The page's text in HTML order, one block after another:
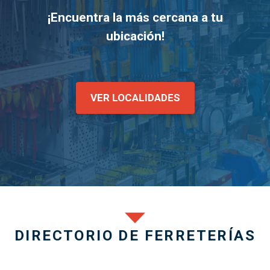
¡Encuentra la más cercana a tu
ubicación!
VER LOCALIDADES
DIRECTORIO DE FERRETERÍAS